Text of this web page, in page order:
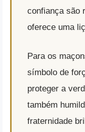
confiança são
oferece uma
Para os
símbolo de
proteger a
também
fraternidade